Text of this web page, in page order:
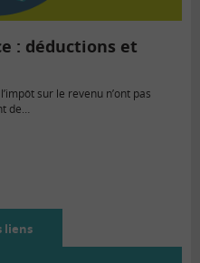
: déductions et
sur le revenu n’ont pas
de…
liens